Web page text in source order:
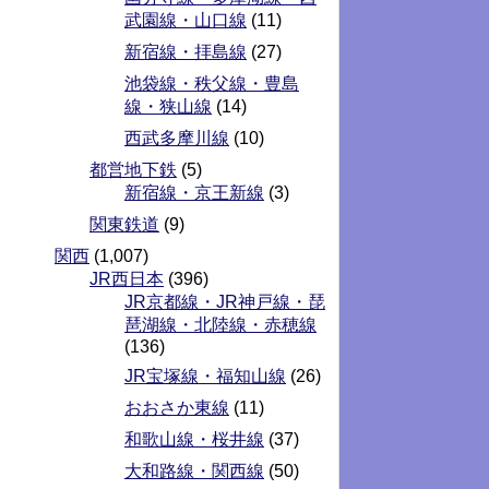
武園線・山口線 (11)
新宿線・拝島線 (27)
池袋線・秩父線・豊島
線・狭山線 (14)
西武多摩川線 (10)
都営地下鉄 (5)
新宿線・京王新線 (3)
関東鉄道 (9)
関西 (1,007)
JR西日本 (396)
JR京都線・JR神戸線・琵
琶湖線・北陸線・赤穂線
(136)
JR宝塚線・福知山線 (26)
おおさか東線 (11)
和歌山線・桜井線 (37)
大和路線・関西線 (50)